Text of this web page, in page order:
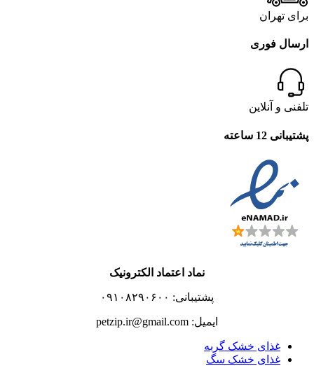
برای تهران
ارسال فوری
تلفنی و آنلاین
پشتیبانی 12 ساعته
نماد اعتماد الکترونیک
پشتیبانی: ۰۹۱۰۸۲۹۰۶۰۰
ایمیل: petzip.ir@gmail.com
غذای خشک گربه
غذای خشک سگ